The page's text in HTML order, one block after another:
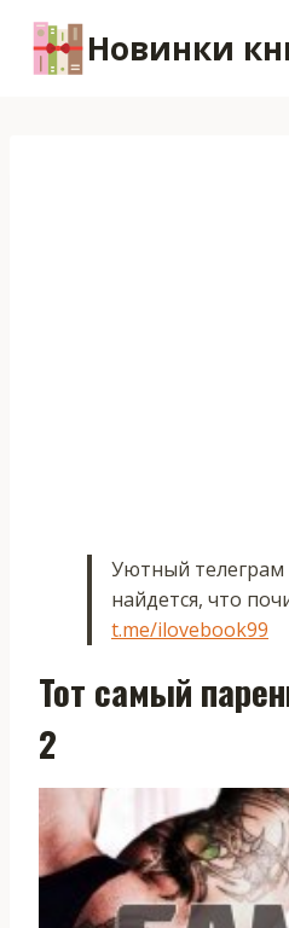
содержимому
Новинки
Уютный телеграм
найдется, что
t.me/ilovebook99
Тот самый
2